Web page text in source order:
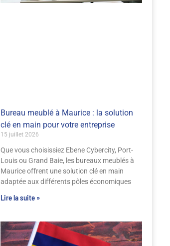
Bureau meublé à Maurice : la solution
clé en main pour votre entreprise
15 juillet 2026
Que vous choisissiez Ebene Cybercity, Port-
Louis ou Grand Baie, les bureaux meublés à
Maurice offrent une solution clé en main
adaptée aux différents pôles économiques
Lire la suite »